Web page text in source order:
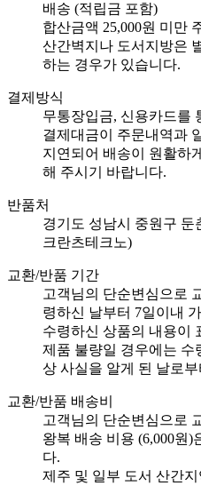
배송 (적립금 포함)
합산금액 25,000원 미만
산간벽지나 도서지방은
하는 경우가 있습니다.
결제방식
무통장입금, 신용카드를
결제대금이 주문내역과
지연되어 배송이 원활하
해 주시기 바랍니다.
반품처
경기도 성남시 중원구 둔
크란츠테크노)
교환/반품 기간
고객님의 단순변심으로
령하신 날부터 7일이내
수령하신 상품의 내용이
제품 불량일 경우에는 수
상 사실을 알게 된 날로
교환/반품 배송비
고객님의 단순변심으로
왕복 배송 비용 (6,000원)
다.
제주 및 일부 도서 산간